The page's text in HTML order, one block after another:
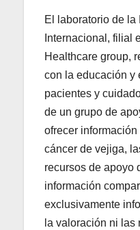
El laboratorio de la
Internacional, filial
Healthcare group,
con la educación y
pacientes y
de un grupo de
ofrecer información
cáncer de vejiga,
recursos de apoyo
información
exclusivamente
la valoración ni las